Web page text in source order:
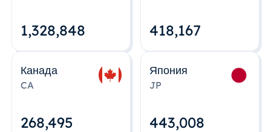
1,328,848 418,167
Канада
CA
268,495
Япония
JP
443,008